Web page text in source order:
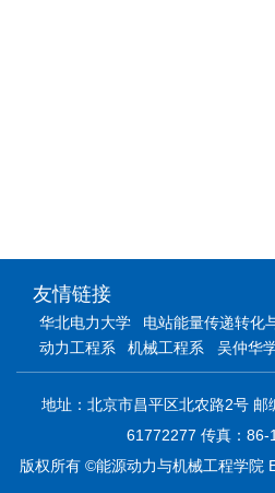
友情链接
华北电力大学
电站能量传递转化
动力工程系
机械工程系 吴仲华
地址：北京市昌平区北农路2号
61772277 传真：86-
版权所有 ©能源动力与机械工程学院